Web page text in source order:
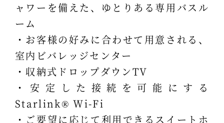
ャワーを備えた、ゆとりある専用バスル
ーム
・お客様の好みに合わせて用意される、
室内ビバレッジセンター
・収納式ドロップダウンTV
・安定した接続を可能にする
Starlink® Wi-Fi
・ご要望に応じて利用できるスイートホ